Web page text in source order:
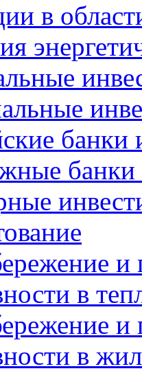
в
и
в
и
в